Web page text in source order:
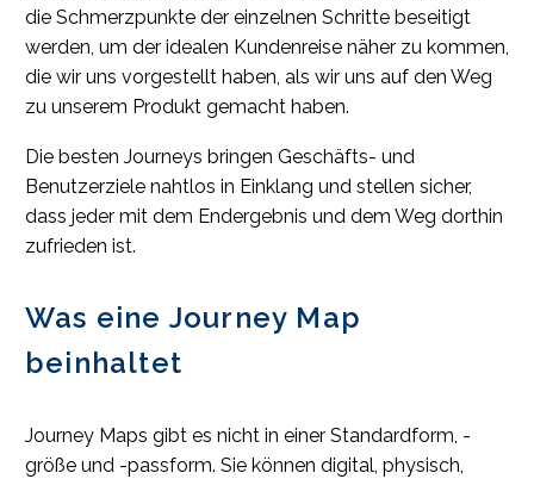
die Schmerzpunkte der einzelnen Schritte beseitigt
werden, um der idealen Kundenreise näher zu kommen,
die wir uns vorgestellt haben, als wir uns auf den Weg
zu unserem Produkt gemacht haben.
Die besten Journeys bringen Geschäfts- und
Benutzerziele nahtlos in Einklang und stellen sicher,
dass jeder mit dem Endergebnis und dem Weg dorthin
zufrieden ist.
Was eine Journey Map
beinhaltet
Journey Maps gibt es nicht in einer Standardform, -
größe und -passform. Sie können digital, physisch,